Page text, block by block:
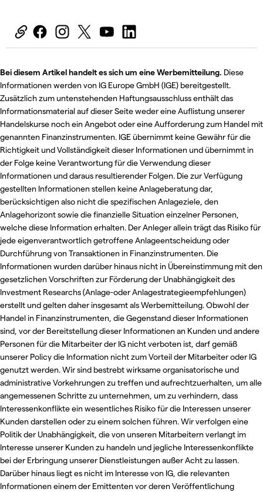
Bei diesem Artikel handelt es sich um eine Werbemitteilung. Diese
Informationen werden von IG Europe GmbH (IGE) bereitgestellt.
Zusätzlich zum untenstehenden Haftungsausschluss enthält das
Informationsmaterial auf dieser Seite weder eine Auflistung unserer
Handelskurse noch ein Angebot oder eine Aufforderung zum Handel mit
genannten Finanzinstrumenten. IGE übernimmt keine Gewähr für die
Richtigkeit und Vollständigkeit dieser Informationen und übernimmt in
der Folge keine Verantwortung für die Verwendung dieser
Informationen und daraus resultierender Folgen. Die zur Verfügung
gestellten Informationen stellen keine Anlageberatung dar,
berücksichtigen also nicht die spezifischen Anlageziele, den
Anlagehorizont sowie die finanzielle Situation einzelner Personen,
welche diese Information erhalten. Der Anleger allein trägt das Risiko für
jede eigenverantwortlich getroffene Anlageentscheidung oder
Durchführung von Transaktionen in Finanzinstrumenten. Die
Informationen wurden darüber hinaus nicht in Übereinstimmung mit den
gesetzlichen Vorschriften zur Förderung der Unabhängigkeit des
Investment Researchs (Anlage-oder Anlagestrategieempfehlungen)
erstellt und gelten daher insgesamt als Werbemitteilung. Obwohl der
Handel in Finanzinstrumenten, die Gegenstand dieser Informationen
sind, vor der Bereitstellung dieser Informationen an Kunden und andere
Personen für die Mitarbeiter der IG nicht verboten ist, darf gemäß
unserer Policy die Information nicht zum Vorteil der Mitarbeiter oder IG
genutzt werden. Wir sind bestrebt wirksame organisatorische und
administrative Vorkehrungen zu treffen und aufrechtzuerhalten, um alle
angemessenen Schritte zu unternehmen, um zu verhindern, dass
Interessenkonflikte ein wesentliches Risiko für die Interessen unserer
Kunden darstellen oder zu einem solchen führen. Wir verfolgen eine
Politik der Unabhängigkeit, die von unseren Mitarbeitern verlangt im
Interesse unserer Kunden zu handeln und jegliche Interessenkonflikte
bei der Erbringung unserer Dienstleistungen außer Acht zu lassen.
Darüber hinaus liegt es nicht im Interesse von IG, die relevanten
Informationen einem der Emittenten vor deren Veröffentlichung